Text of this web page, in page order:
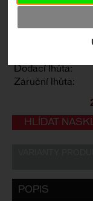
Výrobce:
Dodací lhůta:
Záruční lhůta:
HLÍDAT
POPIS